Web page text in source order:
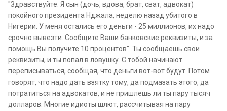
"Здравствуйте. Я сын (дочь, вдова, брат, сват, адвокат)
покойного президента Нджала, неделю назад убитого в
Нигерии. У меня остались его деньги - 25 миллионов, их надо
срочно вывезти. Сообщите Ваши банковские реквизиты, и за
помощь Вы получите 10 процентов". Ты сообщаешь свои
реквизиты, и ты попал в ловушку. С тобой начинают
переписываться, сообщая, что деньги вот-вот будут. Потом
говорят, что надо дать взятку тому, да подмазать этого, да
потратиться на адвокатов, и не пришлешь ли ты пару тысяч
долларов. Многие идиоты шлют, рассчитывая на пару